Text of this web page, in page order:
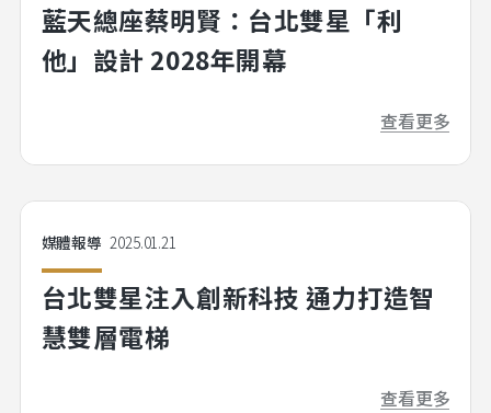
藍天總座蔡明賢：台北雙星「利
他」設計 2028年開幕
查看更多
媒體報導 2025.01.21
台北雙星注入創新科技 通力打造智
慧雙層電梯
查看更多